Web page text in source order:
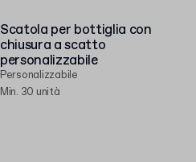
Scatola per bottiglia con
chiusura a scatto
personalizzabile
Personalizzabile
Min. 30 unità